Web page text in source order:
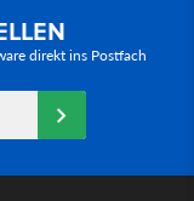
direkt ins Postfach